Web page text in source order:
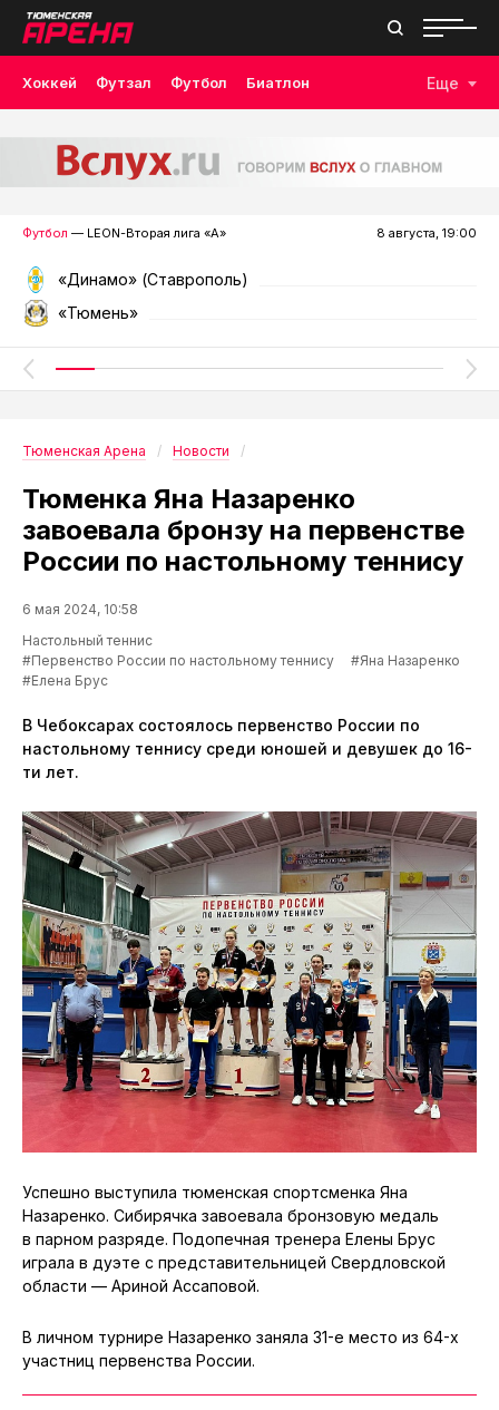
Хоккей Футзал Футбол Биатлон Еще
Футбол — LEON-Вторая лига «А» 8 августа, 19:00
«Динамо» (Ставрополь)
«Тюмень»
Тюменская Арена Новости
Тюменка Яна Назаренко
завоевала бронзу на первенстве
России по настольному теннису
6 мая 2024, 10:58
Настольный теннис
#Первенство России по настольному теннису
#Яна Назаренко
#Елена Брус
В Чебоксарах состоялось первенство России по
настольному теннису среди юношей и девушек до 16-
ти лет.
Успешно выступила тюменская спортсменка Яна
Назаренко. Сибирячка завоевала бронзовую медаль
в парном разряде. Подопечная тренера Елены Брус
играла в дуэте с представительницей Свердловской
области — Ариной Ассаповой.
В личном турнире Назаренко заняла 31-е место из 64-х
участниц первенства России.